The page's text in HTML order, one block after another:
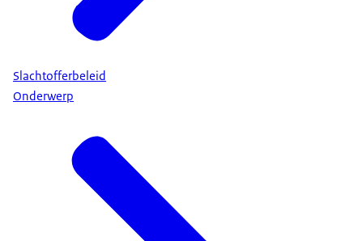
Slachtofferbeleid
Onderwerp